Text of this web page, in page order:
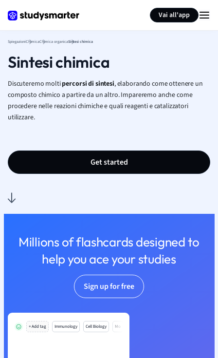
Vai all'app
SpiegazioniChimicaChimica organicaSintesi chimica
Sintesi chimica
Discuteremo moltipercorsidi sintesi, elaborando come ottenere un
composto chimico a partire da un altro. Impareremo anche come
procedere nelle reazioni chimiche e quali reagenti e catalizzatori
utilizzare.
Get started
Millions of flashcards designed to
help you ace your studies
Sign up for free
+ Add tag Immunology Cell Biology Mo
Summarize page